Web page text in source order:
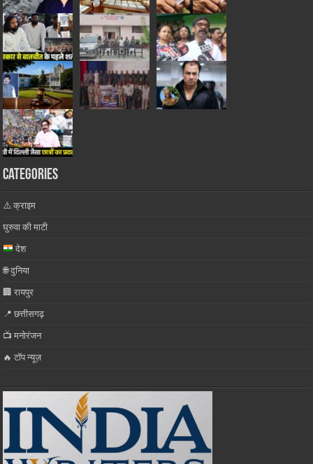
Categories
⚠️ क्राइम
घुरुवा की माटी
देश
🌐 दुनिया
🏢 रायपुर
📍 छत्तीसगढ़
📺 मनोरंजन
🔥 टॉप न्यूज़